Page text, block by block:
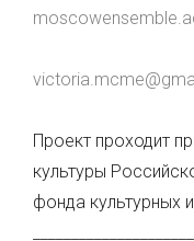
Проект проходит
культуры
фонда культурных